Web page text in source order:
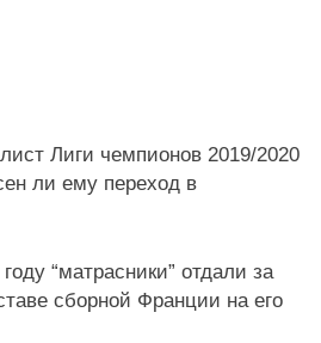
Лиги чемпионов 2019/2020
ли ему переход в
“матрасники” отдали за
сборной Франции на его